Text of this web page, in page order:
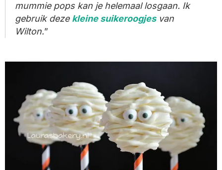
mummie pops kan je helemaal losgaan. Ik
gebruik deze kleine suikeroogjesvan
Wilton.